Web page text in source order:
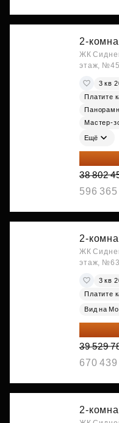
2-
ЖК
этаж,
3 кв
Платите
Мастер-
Ещё
29 877
38 802
596 365
2-
ЖК
этаж,
3 кв
Платите
Вид на
30 437
39 529
670 439
2-